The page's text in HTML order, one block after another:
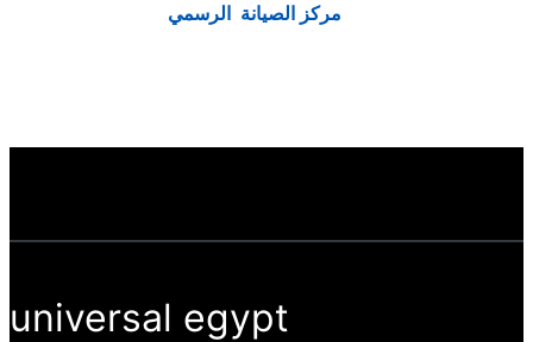
مركز الصيانة الرسمي
universal egypt